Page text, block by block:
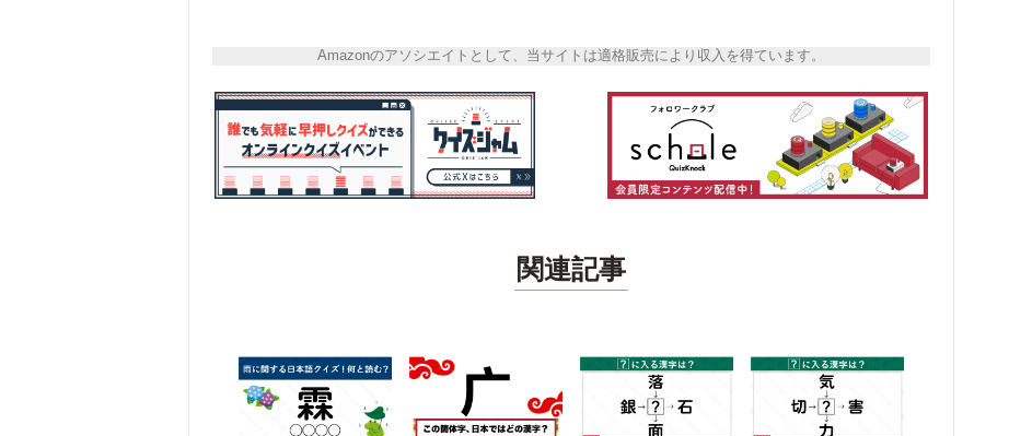
Amazonのアソシエイトとして、当サイトは適格販売により収入を得ています。
関連記事